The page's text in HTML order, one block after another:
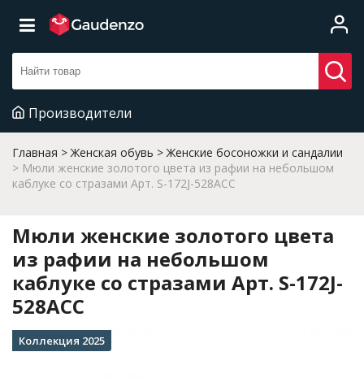
Производители
Главная Женская обувь
Женские босоножки и сандалии
Мюли женские золотого цвета из рафии на небольшом
каблуке со стразами Арт. S-172J-528ACC
Мюли женские золотого цвета
из рафии на небольшом
каблуке со стразами Арт. S-172J-
528ACC
Коллекция 2025